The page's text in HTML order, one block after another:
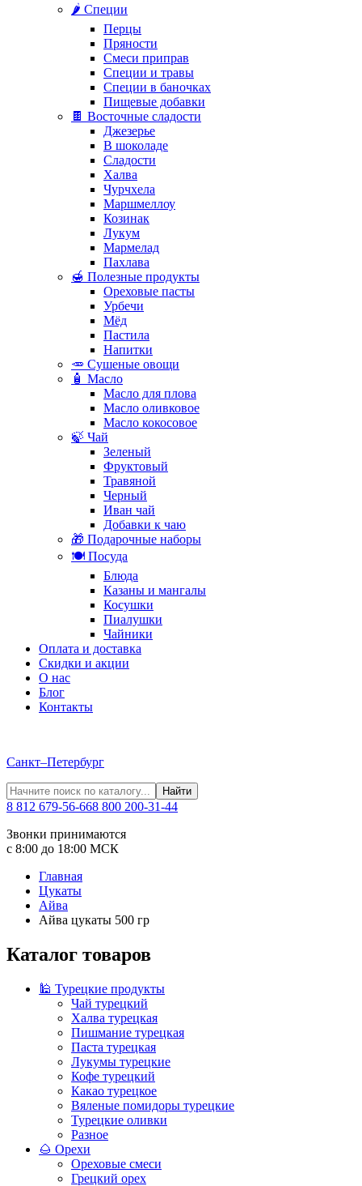
🌶️ Специи
Перцы
Пряности
Смеси приправ
Специи и травы
Специи в баночках
Пищевые добавки
🍫 Восточные сладости
Джезерье
В шоколаде
Сладости
Халва
Чурчхела
Маршмеллоу
Козинак
Лукум
Мармелад
Пахлава
🍯 Полезные продукты
Ореховые пасты
Урбечи
Мёд
Пастила
Напитки
🥕 Сушеные овощи
🧴 Масло
Масло для плова
Масло оливковое
Масло кокосовое
🍃 Чай
Зеленый
Фруктовый
Травяной
Черный
Иван чай
Добавки к чаю
🎁 Подарочные наборы
🍽️ Посуда
Блюда
Казаны и мангалы
Косушки
Пиалушки
Чайники
Оплата и доставка
Скидки и акции
О нас
Блог
Контакты
Санкт–Петербург
Найти
8 812 679-56-668 800 200-31-44
Звонки принимаются
с 8:00 до 18:00 МСК
Главная
Цукаты
Айва
Айва цукаты 500 гр
Каталог товаров
🕌 Турецкие продукты
Чай турецкий
Халва турецкая
Пишмание турецкая
Паста турецкая
Лукумы турецкие
Кофе турецкий
Какао турецкое
Вяленые помидоры турецкие
Турецкие оливки
Разное
🌰 Орехи
Ореховые смеси
Грецкий орех